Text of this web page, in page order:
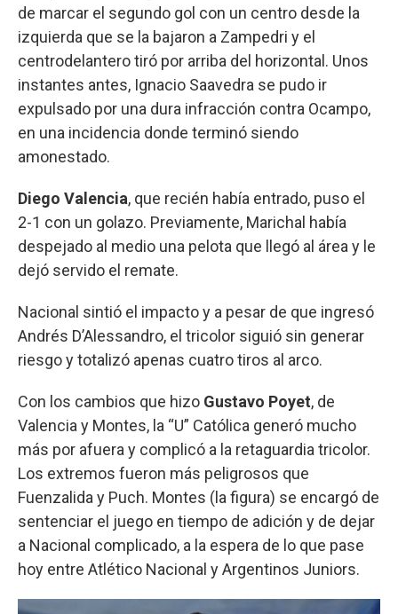
de marcar el segundo gol con un centro desde la
izquierda que se la bajaron a Zampedri y el
centrodelantero tiró por arriba del horizontal. Unos
instantes antes, Ignacio Saavedra se pudo ir
expulsado por una dura infracción contra Ocampo,
en una incidencia donde terminó siendo
amonestado.
Diego Valencia, que recién había entrado, puso el
2-1 con un golazo. Previamente, Marichal había
despejado al medio una pelota que llegó al área y le
dejó servido el remate.
Nacional sintió el impacto y a pesar de que ingresó
Andrés D’Alessandro, el tricolor siguió sin generar
riesgo y totalizó apenas cuatro tiros al arco.
Con los cambios que hizo Gustavo Poyet, de
Valencia y Montes, la “U” Católica generó mucho
más por afuera y complicó a la retaguardia tricolor.
Los extremos fueron más peligrosos que
Fuenzalida y Puch. Montes (la figura) se encargó de
sentenciar el juego en tiempo de adición y de dejar
a Nacional complicado, a la espera de lo que pase
hoy entre Atlético Nacional y Argentinos Juniors.